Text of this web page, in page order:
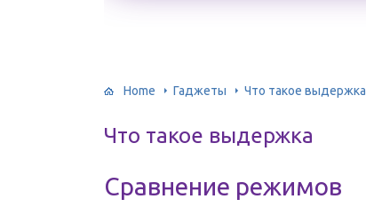
Home Гаджеты Что такое выдержка
Что такое выдержка
Сравнение режимов